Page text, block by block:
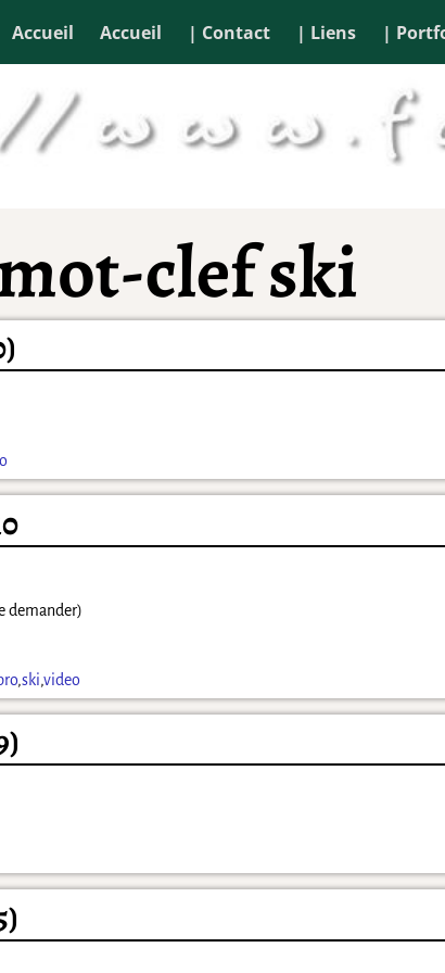
Accueil Accueil | Contact | Liens |
clefski
demander)
,ski,video